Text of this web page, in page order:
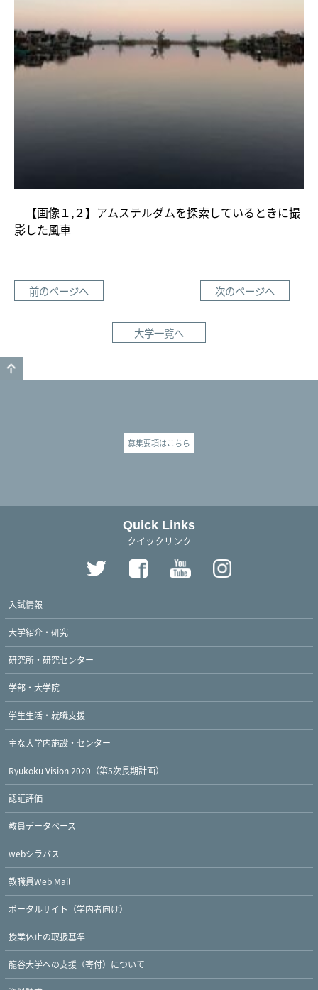
【画像１,２】アムステルダムを探索しているときに撮
影した風車
前のページへ 次のページへ
大学一覧へ
募集要項はこちら
Quick Links
クイックリンク
入試情報
大学紹介・研究
研究所・研究センター
学部・大学院
学生生活・就職支援
主な大学内施設・センター
Ryukoku Vision 2020（第5次長期計画）
認証評価
教員データベース
webシラバス
教職員Web Mail
ポータルサイト（学内者向け）
授業休止の取扱基準
龍谷大学への支援（寄付）について